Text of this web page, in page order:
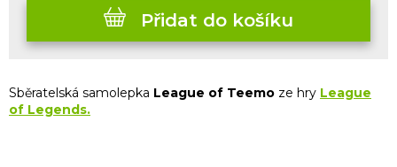
Přidat do košíku
Sběratelská samolepka League of Teemo ze hry League
of Legends.